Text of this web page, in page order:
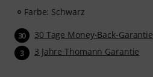
Farbe: Schwarz
30 30 Tage Money-Back-Garantie
3 3 Jahre Thomann Garantie